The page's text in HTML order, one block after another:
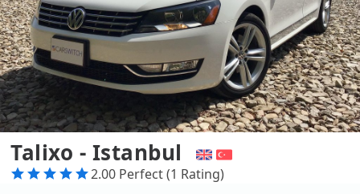
Talixo - Istanbul
2.00 Perfect (1 Rating)